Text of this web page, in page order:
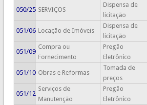
050/25 SERVIÇOS
Dispensa de
licitação
051/06 Locação de Imóveis
Dispensa de
licitação
051/09
Compra ou
Fornecimento
Pregão
Eletrônico
051/10 Obras e Reformas
Tomada de
preços
051/12
Serviços de
Manutenção
Pregão
Eletrônico